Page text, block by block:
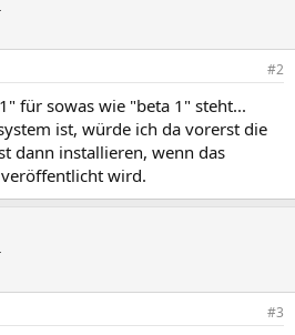
#2
für sowas wie "beta 1" steht...
ist, würde ich da vorerst die
dann installieren, wenn das
wird.
#3